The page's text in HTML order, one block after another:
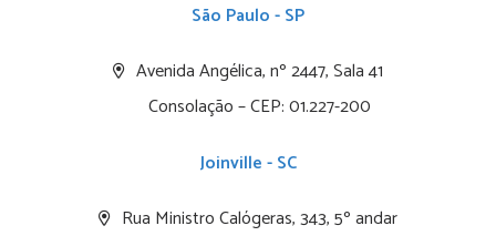
São Paulo - SP
Avenida Angélica, nº 2447, Sala 41
Consolação – CEP: 01.227-200
Joinville - SC
Rua Ministro Calógeras, 343, 5º andar